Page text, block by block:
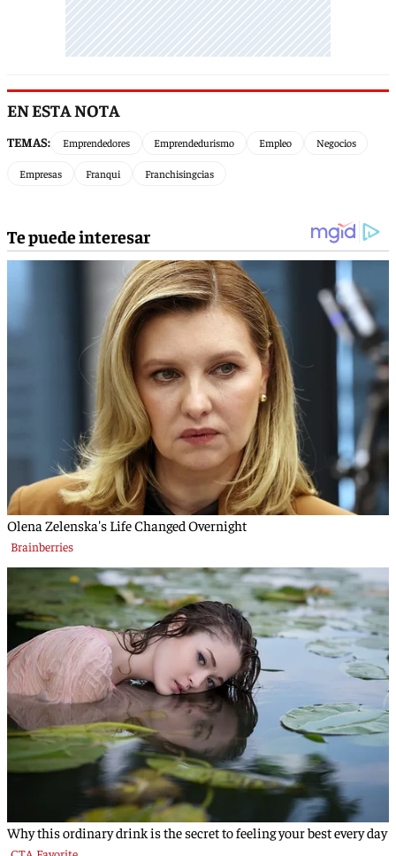
EN ESTA NOTA
TEMAS: Emprendedores Emprendedurismo Empleo Negocios
Empresas Franqui Franchisingcias